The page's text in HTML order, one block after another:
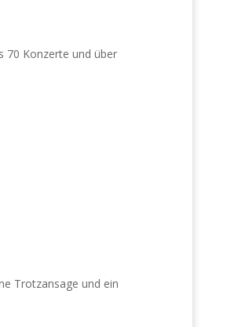
70 Konzerte und über
Trotzansage und ein